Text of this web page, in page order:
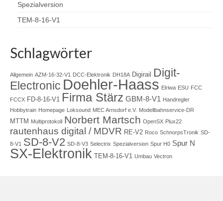
Spezialversion
TEM-8-16-V1
Schlagwörter
Allgemein AZM-16-32-V1 DCC-Elektronik DH18A Digirail
Digit-
Electronic Doehler-Haass Elriwa ESU FCC
FCCX FD-8-16-V1 Firma Stärz GBM-8-V1
Handregler
Hobbytrain Homepage Loksound MEC Arnsdorf e.V. Modellbahnservice-DR
MTTM Multiprotokoll Norbert Martsch OpenSX Plux22
rautenhaus digital / MDVR RE-V2 Roco SchnorpsTronik SD-
8-V1 SD-8-V2 SD-8-V3 Selectrix Spezialversion Spur H0 Spur N
SX-Elektronik TEM-8-16-V1 Umbau Vectron